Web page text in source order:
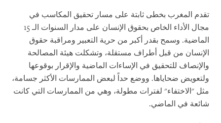
تقدم المغرب بخطى ثابتة على مسار تحقيق المكاسب في
مجال الأداء الخاص بحقوق الإنسان على مدار السنوات الـ 15
الماضية. وسمح بقدر أكبر من حرية التعبير ومراقبة حقوق
الإنسان من قبل أطراف مستقلة، وتشكلت هيئة المصالحة
والإنصاف للتحقيق في الإساءات الماضية والإقرار بوقوعها
ولتعويض ضحاياها. ووضع حداً لبعض الممارسات الأكثر جسامة،
مثل "الاختفاء" لفترات مطولة، وهي من الممارسات التي كانت
شائعة في الماضي.